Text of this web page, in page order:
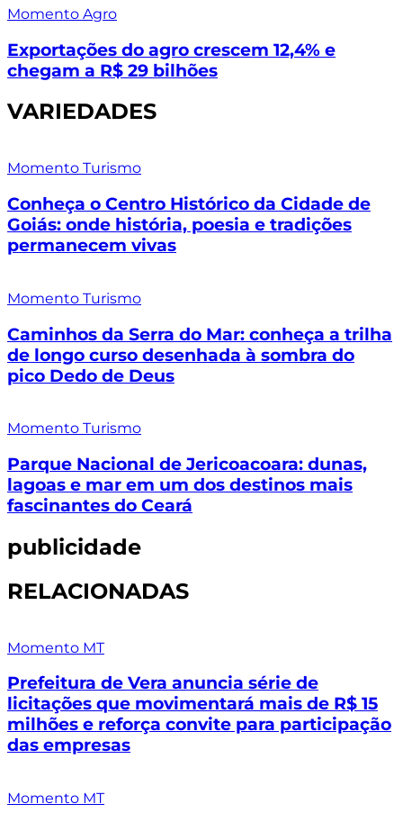
Momento Agro
Exportações do agro crescem 12,4% e
chegam a R$ 29 bilhões
VARIEDADES
Momento Turismo
Conheça o Centro Histórico da Cidade de
Goiás: onde história, poesia e tradições
permanecem vivas
Momento Turismo
Caminhos da Serra do Mar: conheça a trilha
de longo curso desenhada à sombra do
pico Dedo de Deus
Momento Turismo
Parque Nacional de Jericoacoara: dunas,
lagoas e mar em um dos destinos mais
fascinantes do Ceará
publicidade
RELACIONADAS
Momento MT
Prefeitura de Vera anuncia série de
licitações que movimentará mais de R$ 15
milhões e reforça convite para participação
das empresas
Momento MT